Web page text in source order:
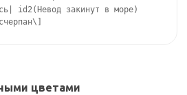
id2(Невод закинут в море)
цветами